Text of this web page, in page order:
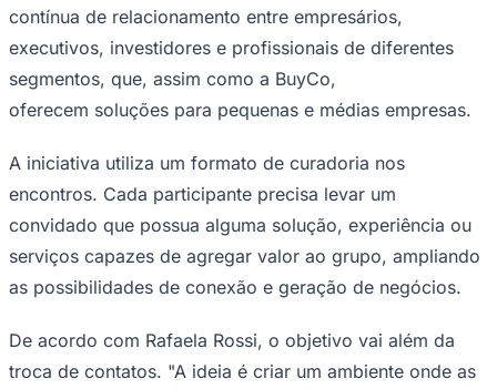
Corinthians
contínua de relacionamento entre empresários,
executivos, investidores e profissionais de diferentes
segmentos, que, assim como a BuyCo,
oferecem soluções para pequenas e médias empresas.
A iniciativa utiliza um formato de curadoria nos
encontros. Cada participante precisa levar um
convidado que possua alguma solução, experiência ou
serviços capazes de agregar valor ao grupo, ampliando
as possibilidades de conexão e geração de negócios.
De acordo com Rafaela Rossi, o objetivo vai além da
troca de contatos. "A ideia é criar um ambiente onde as